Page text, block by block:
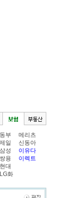
동부
제일
삼성
쌍용
현대
LG화
메리츠
신동아
이유다
이렉트